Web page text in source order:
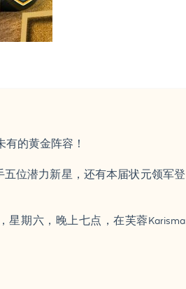
的黄金阵容！
位潜力新星，还有本届状元领军登
星期六，晚上七点，在芙蓉Karisma